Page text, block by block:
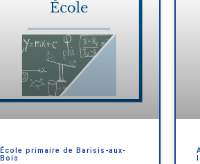
École primaire de Barisis-aux-
Bois